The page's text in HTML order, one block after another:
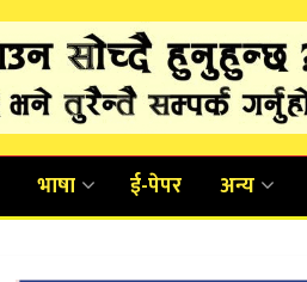
भाषा ई-पेपर अन्य